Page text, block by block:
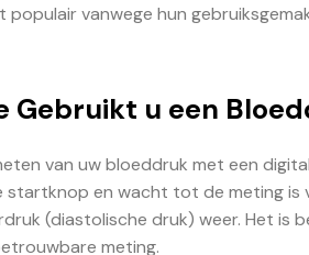
populair vanwege hun
Gebruikt u een
van uw bloeddruk met een
startknop en wacht tot de meting is
(diastolische druk) weer. Het is
meting.